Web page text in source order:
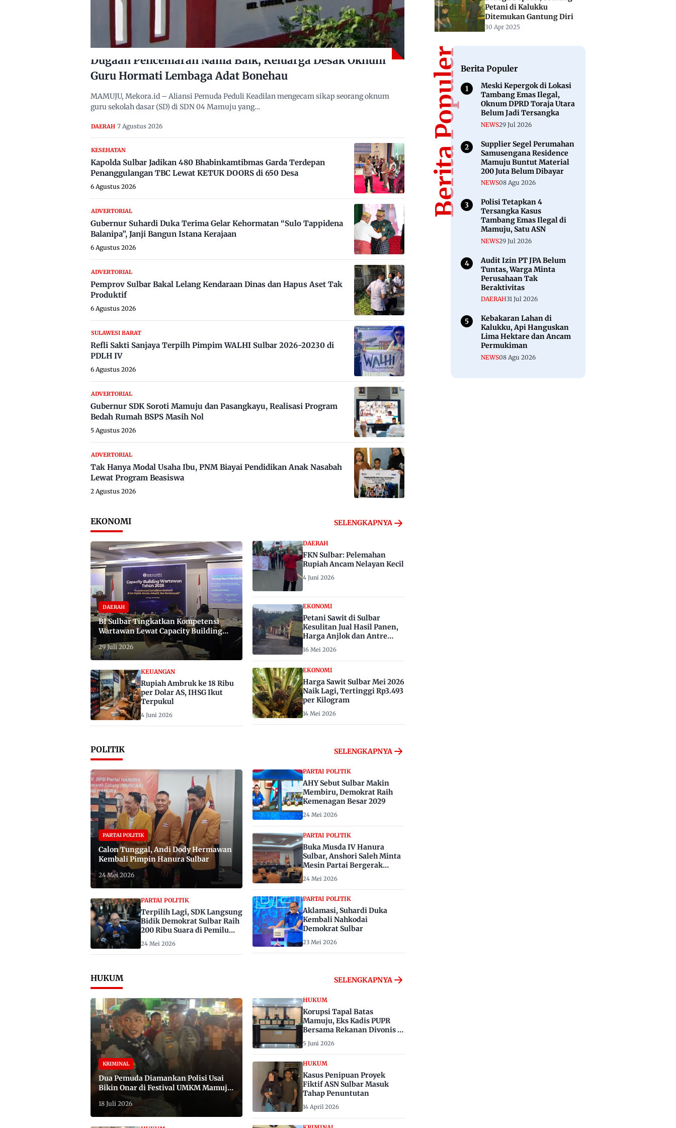
Dugaan Pencemaran Nama Baik, Keluarga Desak Oknum
Guru Hormati Lembaga Adat Bonehau
MAMUJU, Mekora.id – Aliansi Pemuda Peduli Keadilan mengecam sikap seorang oknum
guru sekolah dasar (SD) di SDN 04 Mamuju yang…
DAERAH 7 Agustus 2026
KESEHATAN
Kapolda Sulbar Jadikan 480 Bhabinkamtibmas Garda Terdepan
Penanggulangan TBC Lewat KETUK DOORS di 650 Desa
6 Agustus 2026
ADVERTORIAL
Gubernur Suhardi Duka Terima Gelar Kehormatan “Sulo Tappidena
Balanipa”, Janji Bangun Istana Kerajaan
6 Agustus 2026
ADVERTORIAL
Pemprov Sulbar Bakal Lelang Kendaraan Dinas dan Hapus Aset Tak
Produktif
6 Agustus 2026
SULAWESI BARAT
Refli Sakti Sanjaya Terpilh Pimpim WALHI Sulbar 2026-20230 di
PDLH IV
6 Agustus 2026
ADVERTORIAL
Gubernur SDK Soroti Mamuju dan Pasangkayu, Realisasi Program
Bedah Rumah BSPS Masih Nol
5 Agustus 2026
ADVERTORIAL
Tak Hanya Modal Usaha Ibu, PNM Biayai Pendidikan Anak Nasabah
Lewat Program Beasiswa
2 Agustus 2026
EKONOMI SELENGKAPNYA
DAERAH
BI Sulbar Tingkatkan Kompetensi
Wartawan Lewat Capacity Building
2026
29 Juli 2026
KEUANGAN
Rupiah Ambruk ke 18 Ribu
per Dolar AS, IHSG Ikut
Terpukul
4 Juni 2026
DAERAH
FKN Sulbar: Pelemahan
Rupiah Ancam Nelayan Kecil
4 Juni 2026
EKONOMI
Petani Sawit di Sulbar
Kesulitan Jual Hasil Panen,
Harga Anjlok dan Antre
Berhari-hari
16 Mei 2026
EKONOMI
Harga Sawit Sulbar Mei 2026
Naik Lagi, Tertinggi Rp3.493
per Kilogram
14 Mei 2026
POLITIK SELENGKAPNYA
PARTAI POLITIK
Calon Tunggal, Andi Dody Hermawan
Kembali Pimpin Hanura Sulbar
24 Mei 2026
PARTAI POLITIK
Terpilih Lagi, SDK Langsung
Bidik Demokrat Sulbar Raih
200 Ribu Suara di Pemilu
2029
24 Mei 2026
PARTAI POLITIK
AHY Sebut Sulbar Makin
Membiru, Demokrat Raih
Kemenagan Besar 2029
24 Mei 2026
PARTAI POLITIK
Buka Musda IV Hanura
Sulbar, Anshori Saleh Minta
Mesin Partai Bergerak
Menangkan Pemilu 2029
24 Mei 2026
PARTAI POLITIK
Aklamasi, Suhardi Duka
Kembali Nahkodai
Demokrat Sulbar
23 Mei 2026
HUKUM SELENGKAPNYA
KRIMINAL
Dua Pemuda Diamankan Polisi Usai
Bikin Onar di Festival UMKM Mamuju,
Satu Bawa Badik
18 Juli 2026
HUKUM
Korupsi Tapal Batas
Mamuju, Eks Kadis PUPR
Bersama Rekanan Divonis 6
dan 8 Tahun Penjara
5 Juni 2026
HUKUM
Kasus Penipuan Proyek
Fiktif ASN Sulbar Masuk
Tahap Penuntutan
14 April 2026
Petani di Kalukku
Ditemukan Gantung Diri
30 Apr 2025
Berita PopulerBerita Populer
Meski Kepergok di Lokasi
Tambang Emas Ilegal,
Oknum DPRD Toraja Utara
Belum Jadi Tersangka
NEWS29 Jul 2026
Supplier Segel Perumahan
Samusengana Residence
Mamuju Buntut Material
200 Juta Belum Dibayar
NEWS08 Agu 2026
Polisi Tetapkan 4
Tersangka Kasus
Tambang Emas Ilegal di
Mamuju, Satu ASN
NEWS29 Jul 2026
Audit Izin PT JPA Belum
Tuntas, Warga Minta
Perusahaan Tak
Beraktivitas
DAERAH31 Jul 2026
Kebakaran Lahan di
Kalukku, Api Hanguskan
Lima Hektare dan Ancam
Permukiman
NEWS08 Agu 2026